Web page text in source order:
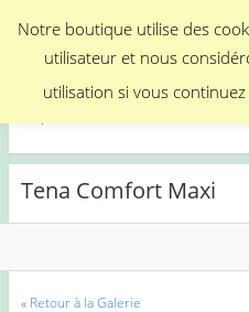
Menu
Medical
Tena Comfort Maxi
« Retour à la Galerie
Notre boutique utilise des
utilisateur et nous
utilisation si vous